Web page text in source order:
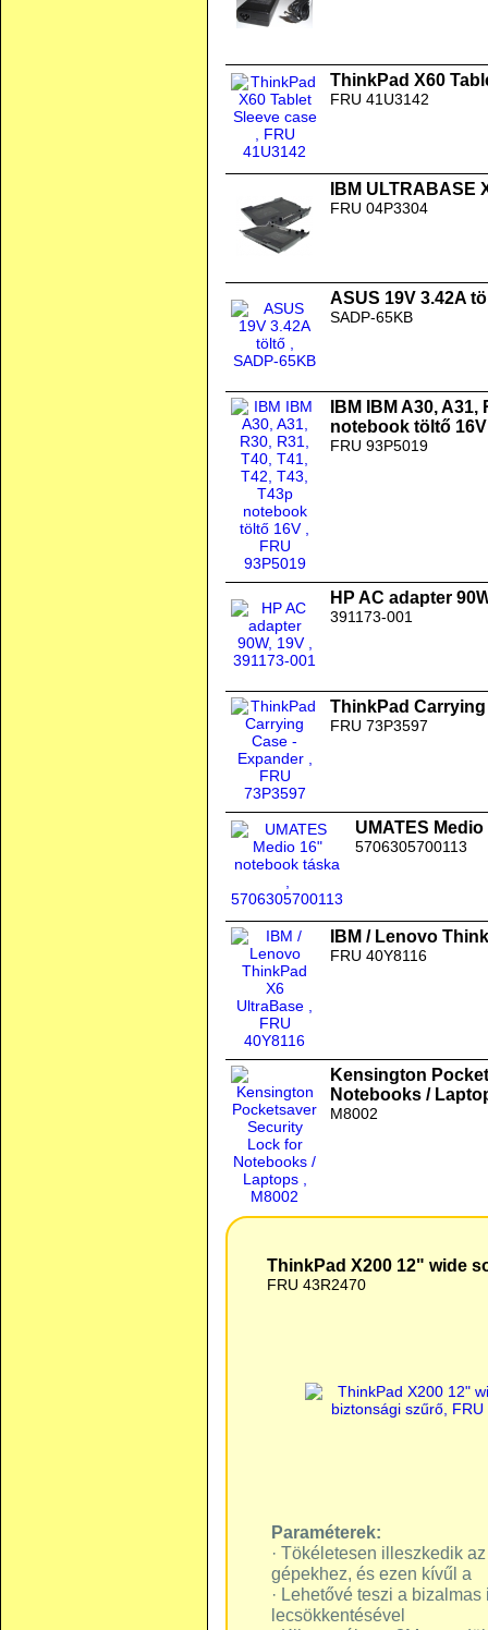
ThinkPad X60
FRU 41U3142
IBM ULTRABASE
FRU 04P3304
ASUS 19V 3.42A
SADP-65KB
IBM IBM A30,
notebook töltő 16V
FRU 93P5019
HP AC adapter
391173-001
ThinkPad
FRU 73P3597
UMATES
5706305700113
IBM / Lenovo
FRU 40Y8116
Kensington
Notebooks /
M8002
ThinkPad X200 12" wide
FRU 43R2470
Paraméterek:
· Tökéletesen illeszkedik
gépekhez, és ezen kívűl a
· Lehetővé teszi a
lecsökkentésével